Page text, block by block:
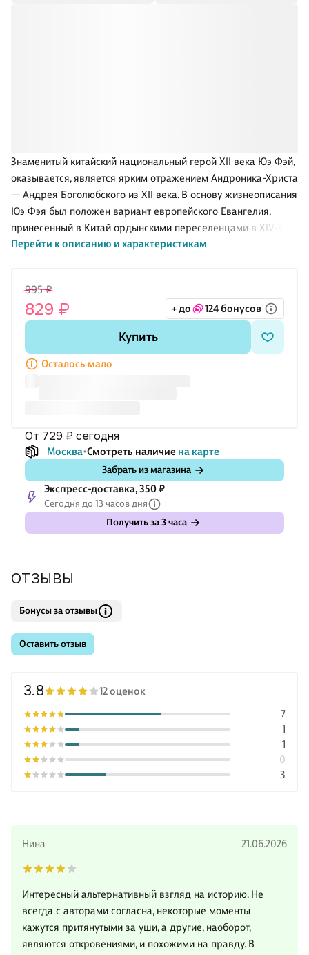
Знаменитый китайский национальный герой XII века Юэ Фэй,
оказывается, является ярким отражением Андроника-Христа
— Андрея Боголюбского из XII века. В основу жизнеописания
Юэ Фэя был положен вариант европейского Евангелия,
принесенный в Китай ордынскими переселенцами в XIV-XV
веках. Это Сказание уважительно адаптировали, «переодели
Андроника-Христа. Персы также «взяли себе» (на бумаге)
некоторые центральные сюжеты русско-ордынской истории
XII века и «переодели их в персидские одеяния». Известные
персидские персонажи — Драгоценный Селим и его враг,
жестокий царь Хадджадж, — оказываются ярки
Перейти к описанию и характеристикам
995 ₽
829 ₽ + до 124 бонусов
Купить
Осталось мало
от 729 ₽ сегодня
Москва Смотреть наличие на карте
Забрать из магазина
Экспресс-доставка, 350 ₽
Сегодня до 13 часов дня
Получить за 3 часа
ОТЗЫВЫ
Бонусы за отзывы
Оставить отзыв
3.8 12 оценок
3
0
1
1
7
Нина 21.06.2026
Интересный альтернативный взгляд на историю. Не
всегда с авторами согласна, некоторые моменты
кажутся притянутыми за уши, а другие, наоборот,
являются откровениями, и похожими на правду. В